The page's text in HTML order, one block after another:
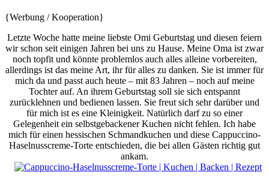
{Werbung / Kooperation}
Letzte Woche hatte meine liebste Omi Geburtstag und diesen feiern
wir schon seit einigen Jahren bei uns zu Hause. Meine Oma ist zwar
noch topfit und könnte problemlos auch alles alleine vorbereiten,
allerdings ist das meine Art, ihr für alles zu danken. Sie ist immer für
mich da und passt auch heute – mit 83 Jahren – noch auf meine
Tochter auf. An ihrem Geburtstag soll sie sich entspannt
zurücklehnen und bedienen lassen. Sie freut sich sehr darüber und
für mich ist es eine Kleinigkeit. Natürlich darf zu so einer
Gelegenheit ein selbstgebackener Kuchen nicht fehlen. Ich habe
mich für einen hessischen Schmandkuchen und diese Cappuccino-
Haselnusscreme-Torte entschieden, die bei allen Gästen richtig gut
ankam.